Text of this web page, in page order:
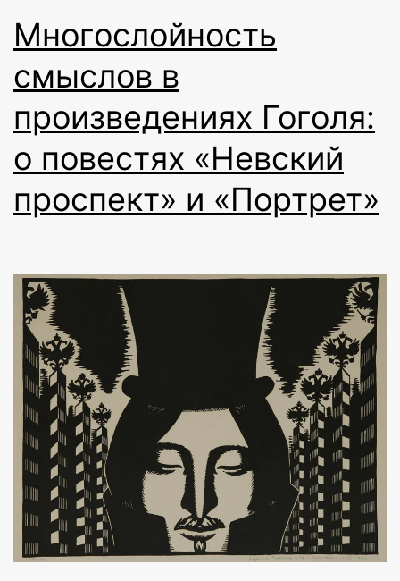
Многослойность
смыслов в
произведениях Гоголя:
о повестях «Невский
проспект» и «Портрет»